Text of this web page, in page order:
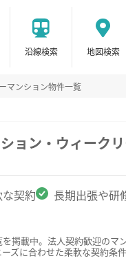
沿線検索 地図検索
マンション物件一覧
ョン・ウィーク
契約 長期出張や研
掲載中。法人契約歓迎の
ズに合わせた柔軟な契約